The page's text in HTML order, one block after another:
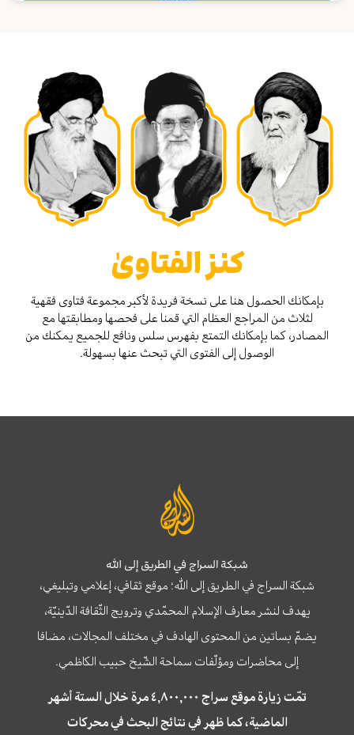
كنز الفتاوىٰ
بإمكانك الحصول هنا على نسخة فريدة لأكبر مجموعة فتاوى فقهية
لثلاث من المراجع العظام التي قمنا على فحصها ومطابقتها مع
المصادر، كما بإمكانك التمتع بفهرس سلس ونافع للجميع يمكنك من
الوصول إلى الفتوى التي تبحث عنها بسهولة.
شبكة السراج في الطريق إلى الله
شبكة السراج في الطريق إلى الله؛ موقع ثقافي، إعلامي وتبليغي،
يهدف لنشر معارف الإسلام المحمّدي وترويج الثّقافة الدّينيّة،
يضمّ بساتين من المحتوى الهادف في مختلف المجالات، مضافا
إلى محاضرات ومؤلّفات سماحة الشّيخ حبيب الكاظمي.
تمّت زيارة موقع سراج ٤,٨٠٠,٠٠٠ مرة خلال الستة أشهر
الماضية، كما ظهر في نتائج البحث في محركات